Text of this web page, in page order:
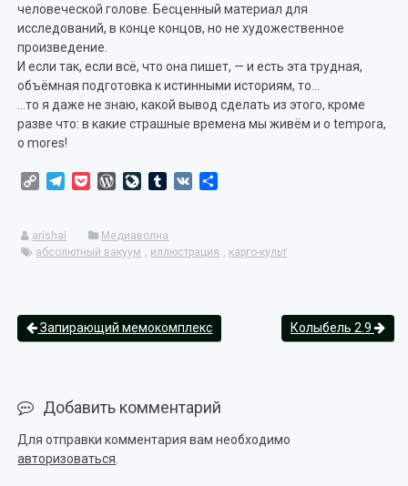
человеческой голове. Бесценный материал для
исследований, в конце концов, но не художественное
произведение.
И если так, если всё, что она пишет, — и есть эта трудная,
объёмная подготовка к истинными историям, то…
…то я даже не знаю, какой вывод сделать из этого, кроме
разве что: в какие страшные времена мы живём и o tempora,
o mores!
Copy TelegramPocketWordPress
LiveJournal
Tumblr
VK
arishai
Медиаволна
абсолютный вакуум
иллюстрация карго-культ
Запирающий мемокомплекс Колыбель 2.9
Добавить комментарий
Для отправки комментария вам необходимо
авторизоваться